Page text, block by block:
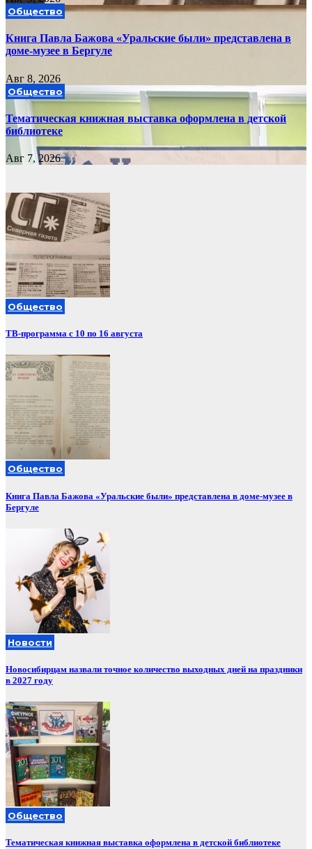
Общество
Книга Павла Бажова «Уральские были» представлена в
доме-музее в Бергуле
Авг 8, 2026
Общество
Тематическая книжная выставка оформлена в детской
библиотеке
Авг 7, 2026
Общество
ТВ-программа с 10 по 16 августа
Общество
Книга Павла Бажова «Уральские были» представлена в доме-музее в
Бергуле
Новости
Новосибирцам назвали точное количество выходных дней на праздники
в 2027 году
Общество
Тематическая книжная выставка оформлена в детской библиотеке